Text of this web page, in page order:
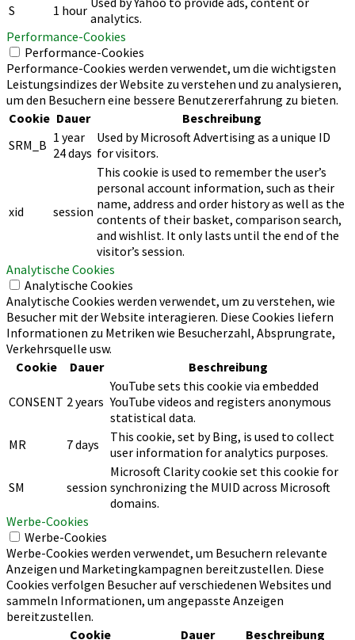
S 1 hour analytics.
Performance-Cookies
Performance-Cookies
Performance-Cookies werden verwendet, um die wichtigsten
Leistungsindizes der Website zu verstehen und zu analysieren,
um den Besuchern eine bessere Benutzererfahrung zu bieten.
Cookie Dauer
Beschreibung
SRM_B 1 year
24 days
Used by Microsoft Advertising as a unique ID
for visitors.
xid session
This cookie is used to remember the user’s
personal account information, such as their
name, address and order history as well as the
contents of their basket, comparison search,
and wishlist. It only lasts until the end of the
visitor’s session.
Analytische Cookies
Analytische Cookies
Analytische Cookies werden verwendet, um zu verstehen, wie
Besucher mit der Website interagieren. Diese Cookies liefern
Informationen zu Metriken wie Besucherzahl, Absprungrate,
Verkehrsquelle usw.
Cookie
Dauer Beschreibung
CONSENT 2 years
YouTube sets this cookie via embedded
YouTube videos and registers anonymous
statistical data.
MR
7 days
This cookie, set by Bing, is used to collect
user information for analytics purposes.
SM session
Microsoft Clarity cookie set this cookie for
synchronizing the MUID across Microsoft
domains.
Werbe-Cookies
Werbe-Cookies
Werbe-Cookies werden verwendet, um Besuchern relevante
Anzeigen und Marketingkampagnen bereitzustellen. Diese
Cookies verfolgen Besucher auf verschiedenen Websites und
sammeln Informationen, um angepasste Anzeigen
bereitzustellen.
Cookie
Dauer Beschreibung